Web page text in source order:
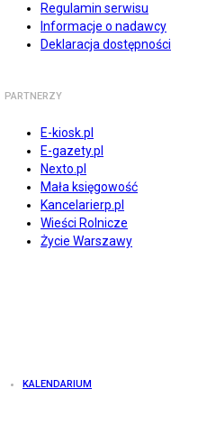
Regulamin serwisu
Informacje o nadawcy
Deklaracja dostępności
PARTNERZY
E-kiosk.pl
E-gazety.pl
Nexto.pl
Mała księgowość
Kancelarierp.pl
Wieści Rolnicze
Życie Warszawy
KALENDARIUM